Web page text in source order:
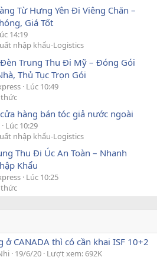
Từ Hưng Yên Đi Viêng Chăn –
Giá Tốt
14:19
nhập khẩu-Logistics
Trung Thu Đi Mỹ – Đóng Gói
Thủ Tục Trọn Gói
Lúc 10:49
hàng bán tóc giả nước ngoài
Lúc 10:29
nhập khẩu-Logistics
Thu Đi Úc An Toàn – Nhanh
Khẩu
Lúc 10:25
ở CANADA thì có cần khai ISF 10+2
19/6/20 Lượt xem: 692K